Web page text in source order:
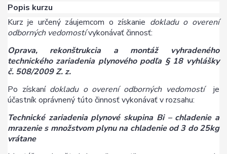
Popis kurzu
Kurz je určený záujemcom o získanie dokladu o overení
odborných vedomostívykonávať činnosť:
Oprava, rekonštrukcia a montáž vyhradeného
technického zariadenia plynového podľa § 18 vyhlášky
č. 508/2009 Z. z.
Po získaní dokladu o overení odborných vedomostíje
účastník oprávnený túto činnosť vykonávať v rozsahu:
Technické zariadenia plynové skupina Bi – chladenie a
mrazenie s množstvom plynu na chladenie od 3 do 25kg
vrátane